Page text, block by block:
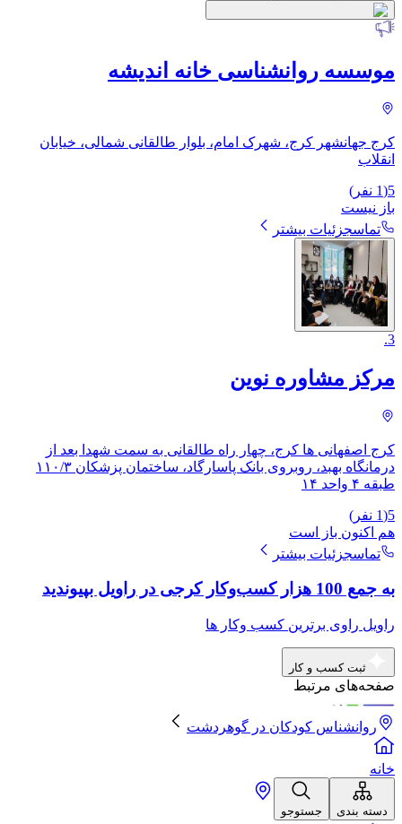
موسسه روانشناسی خانه اندیشه
کرج جهانشهر کرج، شهرک امام، بلوار طالقانی شمالی، خیابان
انقلاب
5
(
1 نفر)
باز نیست
تماسجزئیات بیشتر
3
.
مرکز مشاوره نوین
کرج اصفهانی ها کرج، چهار راه طالقانی به سمت شهدا بعد از
درمانگاه بهبد، روبروی بانک پاسارگاد، ساختمان پزشکان ۱۱۰/۳
طبقه ۴ واحد ۱۴
5
(
1 نفر)
هم اکنون باز است
تماسجزئیات بیشتر
به جمع 100 هزار کسب‌وکار کرجی در راویل بپیوندید
راویل راوی برترین کسب وکار ها
ثبت کسب و کار
صفحه‌های مرتبط
روانشناس کودکان در گوهردشت
خانه
دسته بندی جستوجو